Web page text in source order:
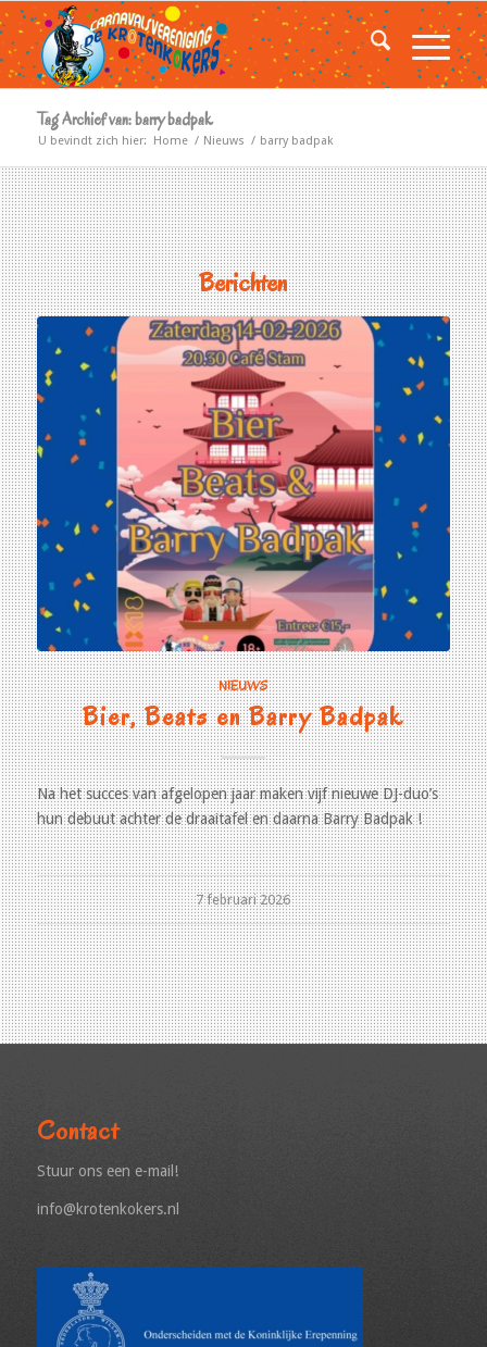
Tag Archief van: barry badpak
U bevindt zich hier: Home / Nieuws / barry badpak
Berichten
NIEUWS
Bier, Beats en Barry Badpak
Na het succes van afgelopen jaar maken vijf nieuwe DJ-duo’s
hun debuut achter de draaitafel en daarna Barry Badpak !
7 februari 2026
Contact
Stuur ons een e-mail!
info@krotenkokers.nl